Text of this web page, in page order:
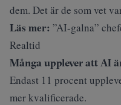
dem. Det är de som vet
Läs mer: ”AI-galna”
Realtid
Många upplever att AI
Endast 11 procent
mer kvalificerade.